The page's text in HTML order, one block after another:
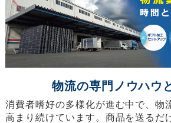
物流の専門ノウハウ
消費者嗜好の多様化が進む中で、物
高まり続けています。商品を送るだ